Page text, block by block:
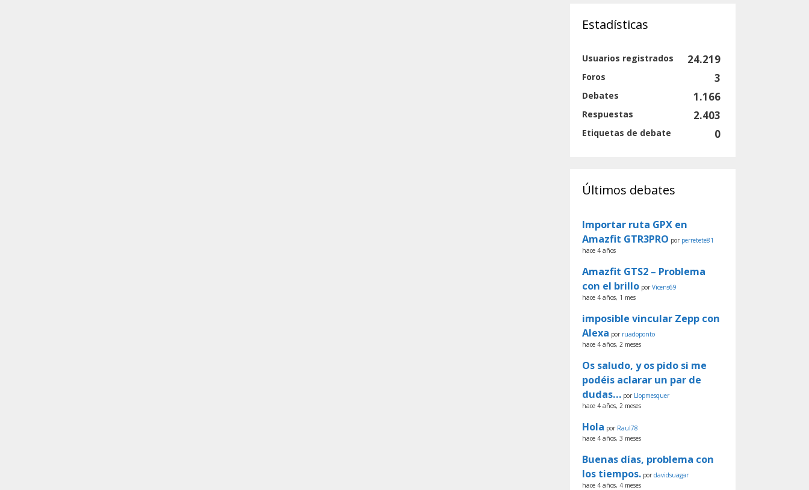
Estadísticas
Usuarios registrados 24.219
Foros 3
Debates 1.166
Respuestas 2.403
Etiquetas de debate 0
Últimos debates
Importar ruta GPX en
Amazfit GTR3PRO por perretete81
hace 4 años
Amazfit GTS2 – Problema
con el brillo porVicens69
hace 4 años, 1 mes
imposible vincular Zepp con
Alexa por ruadoponto
hace 4 años, 2 meses
Os saludo, y os pido si me
podéis aclarar un par de
dudas… por Llopmesquer
hace 4 años, 2 meses
Hola por Raul78
hace 4 años, 3 meses
Buenas días, problema con
los tiempos. pordavidsuagar
hace 4 años, 4 meses